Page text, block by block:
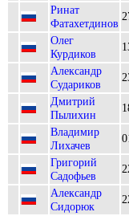
Ринат
Фатахетдинов
Олег
Курдиков
Александр
Судариков
Дмитрий
Пылихин
Владимир
Лихачев
Григорий
Садофьев
Александр
Сидорюк